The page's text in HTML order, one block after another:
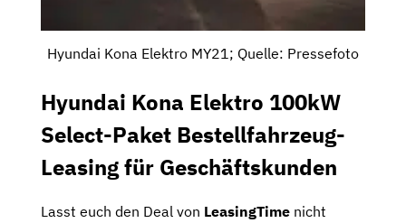
Hyundai Kona Elektro MY21; Quelle: Pressefoto
Hyundai Kona Elektro 100kW
Select-Paket Bestellfahrzeug-
Leasing für Geschäftskunden
Lasst euch den Deal von LeasingTime nicht